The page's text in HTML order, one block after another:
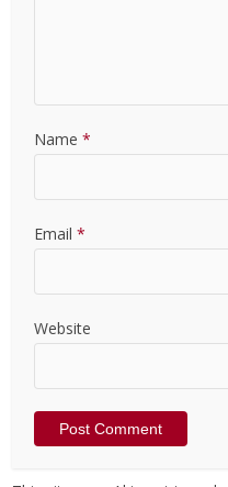
Name *
Email *
Website